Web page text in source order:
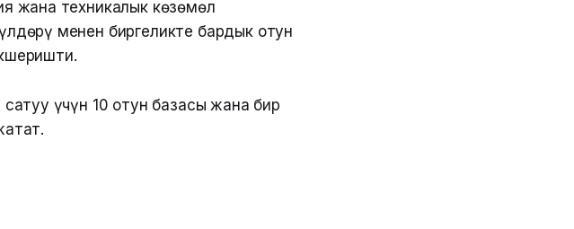
жана техникалык көзөмөл
менен биргеликте бардык отун
үчүн 10 отун базасы жана бир